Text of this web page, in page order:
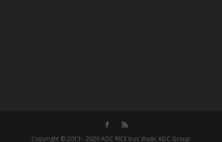
Copyright © 2013 - 2020 ADC RICE trực thuộc ADC Group